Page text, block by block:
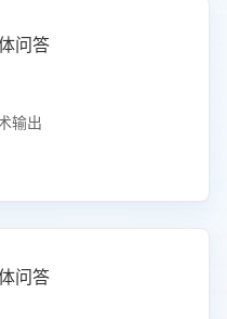
问答
输出
问答